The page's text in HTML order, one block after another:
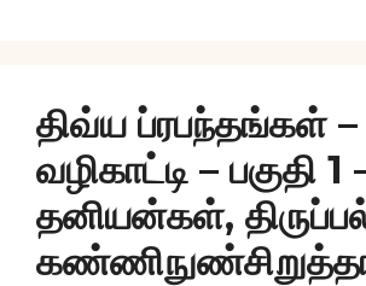
திவ்ய ப்ரபந்தங்கள் –
வழிகாட்டி – பகுதி 1
தனியன்கள்,